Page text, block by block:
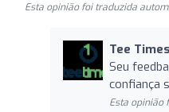
Esta opinião foi traduzida
Tee
Seu
confiança
Esta opinião